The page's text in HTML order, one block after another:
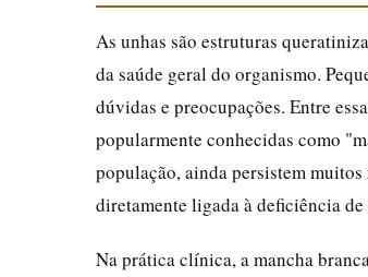
As unhas são estruturas
da saúde geral do organismo.
dúvidas e preocupações. Entre
popularmente conhecidas como
população, ainda persistem muitos
diretamente ligada à deficiência
Na prática clínica, a mancha